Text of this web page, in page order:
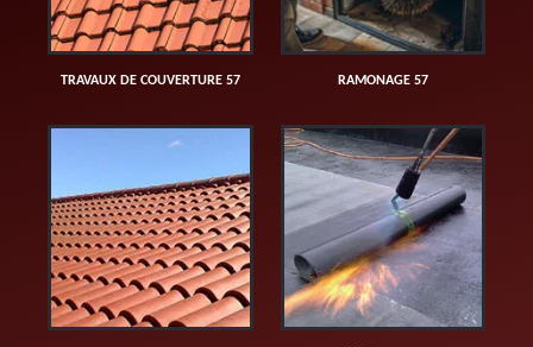
TRAVAUX DE COUVERTURE 57 RAMONAGE 57